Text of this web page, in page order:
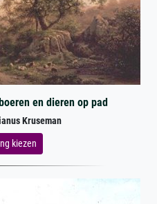
en dieren op pad
Kruseman
kiezen